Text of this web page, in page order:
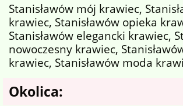
Stanisławów mój krawiec,
krawiec, Stanisławów opieka
Stanisławów elegancki krawiec,
nowoczesny krawiec,
krawiec, Stanisławów moda
Okolica: